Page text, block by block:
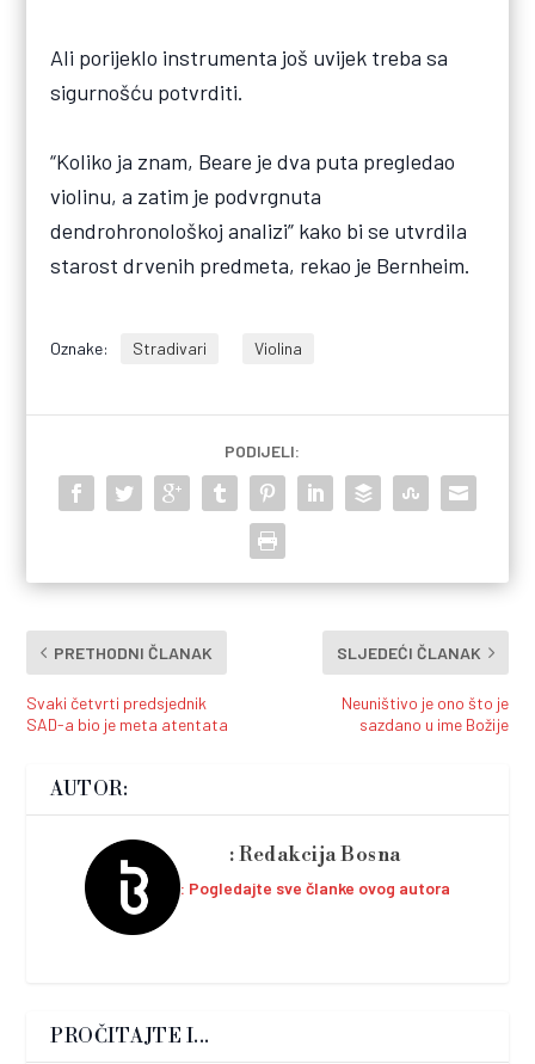
Ali porijeklo instrumenta još uvijek treba sa
sigurnošću potvrditi.
“Koliko ja znam, Beare je dva puta pregledao
violinu, a zatim je podvrgnuta
dendrohronološkoj analizi” kako bi se utvrdila
starost drvenih predmeta, rekao je Bernheim.
Oznake: Stradivari Violina
PODIJELI:
PRETHODNI ČLANAK
Svaki četvrti predsjednik
SAD-a bio je meta atentata
SLJEDEĆI ČLANAK
Neuništivo je ono što je
sazdano u ime Božije
AUTOR:
Redakcija Bosna
Pogledajte sve članke ovog autora
PROČITAJTE I...